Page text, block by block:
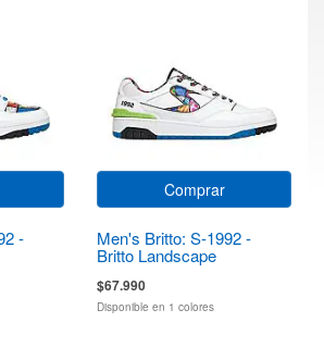
-
Comprar
Men's Britto: S-1992 -
Britto Landscape
$67.990
Disponible en 1 colores